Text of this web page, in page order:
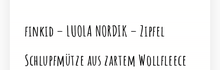
finkid – LUOLA NORDIK – Zipfel
Schlupfmütze aus zartem Wollfleece